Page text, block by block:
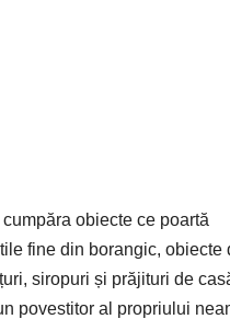
obiecte ce poartă
fine din borangic, obiecte
siropuri și prăjituri de
povestitor al propriului